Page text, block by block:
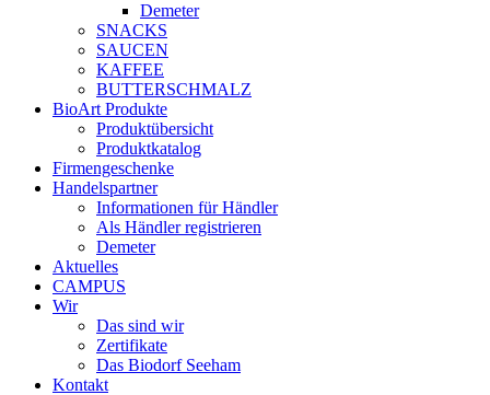
Demeter
SNACKS
SAUCEN
KAFFEE
BUTTERSCHMALZ
BioArt Produkte
Produktübersicht
Produktkatalog
Firmengeschenke
Handelspartner
Informationen für Händler
Als Händler registrieren
Demeter
Aktuelles
CAMPUS
Wir
Das sind wir
Zertifikate
Das Biodorf Seeham
Kontakt